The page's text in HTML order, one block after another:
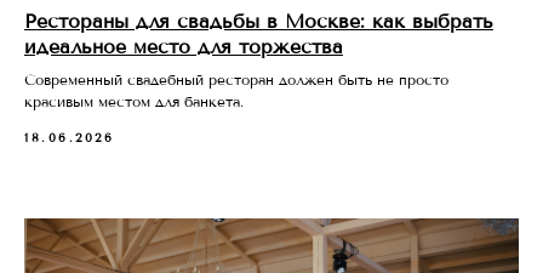
Рестораны для свадьбы в Москве: как выбрать
идеальное место для торжества
Современный свадебный ресторан должен быть не просто
красивым местом для банкета.
18.06.2026